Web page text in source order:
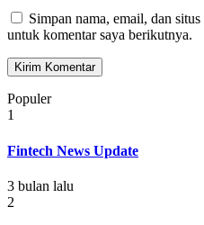
Simpan nama, email, dan
untuk komentar saya berikutnya.
Populer
1
Fintech News Update
3 bulan lalu
2